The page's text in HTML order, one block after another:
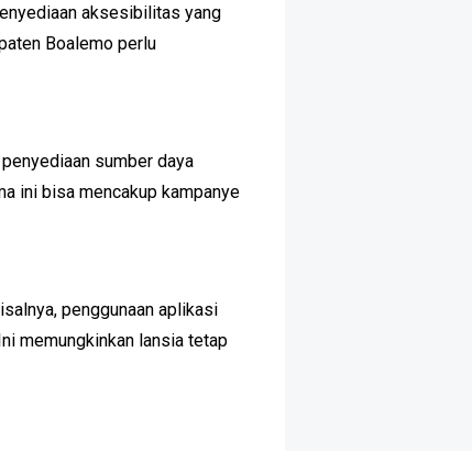
aksesibilitas yang
Boalemo perlu
sumber daya
ini bisa mencakup kampanye
penggunaan aplikasi
memungkinkan lansia tetap